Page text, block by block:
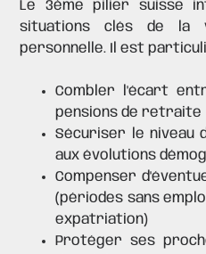
Le 3ème pilier suisse
situations clés de la
personnelle. Il est
Combler l'écart
pensions de retraite
Sécuriser le niveau
aux évolutions
Compenser
(périodes sans
expatriation)
Protéger ses